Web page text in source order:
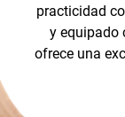
practicidad
y equipado
ofrece una